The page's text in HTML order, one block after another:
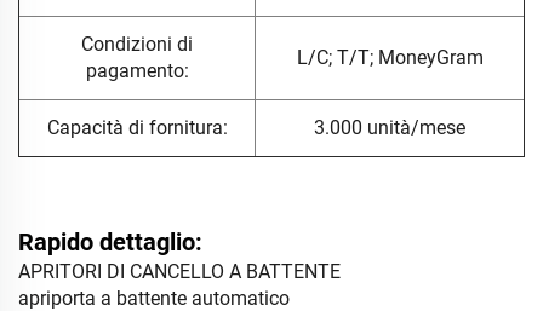
Condizioni di
pagamento:
L/C; T/T; MoneyGram
Capacità di fornitura: 3.000 unità/mese
Rapido dettaglio:
APRITORI DI CANCELLO A BATTENTE
apriporta a battente automatico